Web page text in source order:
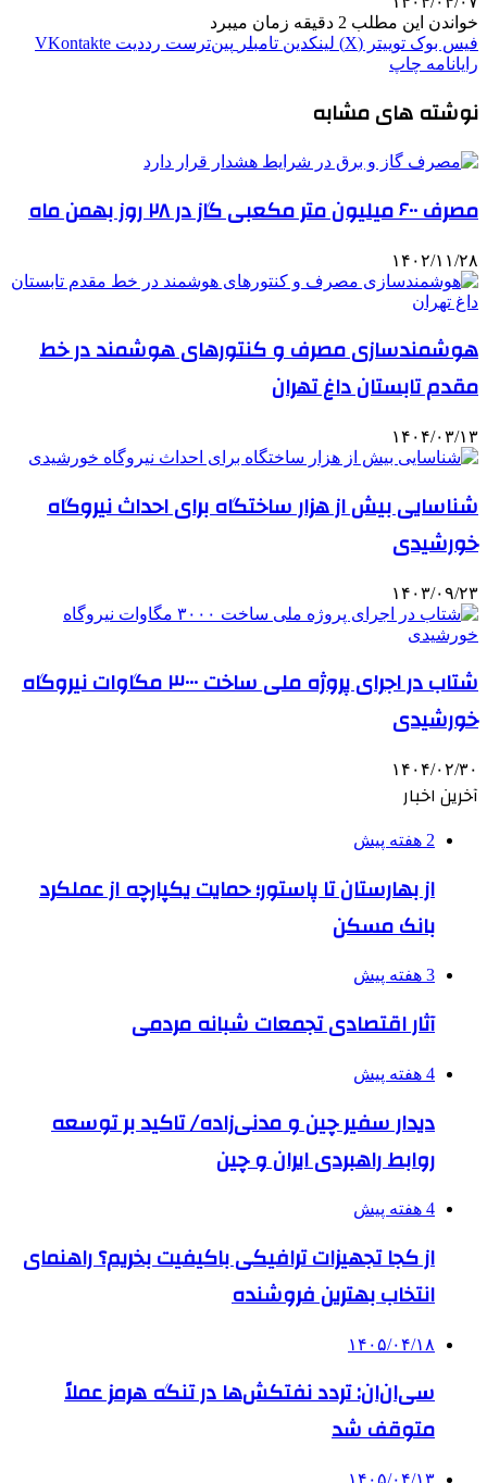
خواندن این مطلب 2 دقیقه زمان میبرد
فیس بوک توییتر (X) لینکدین ‫تامبلر ‫پین‌ترست ‫رددیت ‫VKontakte
رایانامه چاپ
نوشته های مشابه
مصرف ۶۰۰ میلیون متر مکعبی گاز در ۲۸ روز بهمن ماه
۱۴۰۲/۱۱/۲۸
هوشمندسازی مصرف و کنتورهای هوشمند در خط
مقدم تابستان داغ تهران
۱۴۰۴/۰۳/۱۳
شناسایی بیش از هزار ساختگاه برای احداث نیروگاه
خورشیدی
۱۴۰۳/۰۹/۲۳
شتاب در اجرای پروژه ملی ساخت ۳۰۰۰ مگاوات نیروگاه
خورشیدی
۱۴۰۴/۰۲/۳۰
آخرین اخبار
2 هفته پیش
از بهارستان تا پاستور؛ حمایت یکپارچه از عملکرد
بانک مسکن
3 هفته پیش
آثار اقتصادی تجمعات شبانه مردمی
4 هفته پیش
دیدار سفیر چین و مدنی‌زاده/ تاکید بر توسعه
روابط راهبردی ایران و چین
4 هفته پیش
از کجا تجهیزات ترافیکی باکیفیت بخریم؟ راهنمای
انتخاب بهترین فروشنده
۱۴۰۵/۰۴/۱۸
سی‌ان‌ان: تردد نفتکش‌ها در تنگه هرمز عملاً
متوقف شد